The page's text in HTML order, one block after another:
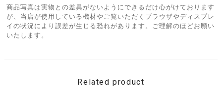
商品写真は実物との差異がないようにできるだけ心がけております
が、当店が使用している機材やご覧いただくブラウザやディスプレ
イの状況により誤差が生じる恐れがあります。ご理解のほどお願い
いたします。
Related product